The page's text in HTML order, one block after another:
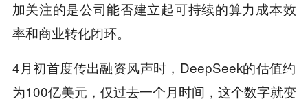
加关注的是公司能否建立起可持续的算力成本效
率和商业转化闭环。
4月初首度传出融资风声时，DeepSeek的估值约
为100亿美元，仅过去一个月时间，这个数字就变